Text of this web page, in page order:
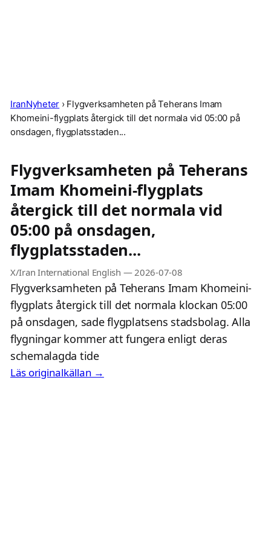
IranNyheter › Flygverksamheten på Teherans Imam
Khomeini-flygplats återgick till det normala vid 05:00 på
onsdagen, flygplatsstaden...
Flygverksamheten på Teherans
Imam Khomeini-flygplats
återgick till det normala vid
05:00 på onsdagen,
flygplatsstaden...
X/Iran International English — 2026-07-08
Flygverksamheten på Teherans Imam Khomeini-
flygplats återgick till det normala klockan 05:00
på onsdagen, sade flygplatsens stadsbolag. Alla
flygningar kommer att fungera enligt deras
schemalagda tide
Läs originalkällan →